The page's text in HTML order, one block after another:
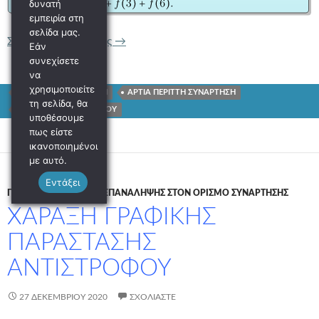
Συνέχεια ανάγνωσης ΣΥΝΑΡΤΗΣΙΑΚΕΣ ΣΧΕΣΕΙΣ ΔΥΟ
→
ΣΥΝΑΡΤΗΣΙΑΚΗ ΣΧΕΣΗ ΑΡΤΙΑ ΠΕΡΙΤΤΗ ΣΥΝΑΡΤΗΣΗ
ΜΑΘΗΜΑΤΙΚΑ Γ ΛΥΚΕΙΟΥ
Γ ΛΥΚΕΊΟΥ/ΑΣΚΗΣΕΙΣ ΕΠΑΝΑΛΗΨΗΣ ΣΤΟΝ ΟΡΙΣΜΟ ΣΥΝΑΡΤΗΣΗΣ
ΧΑΡΑΞΗ ΓΡΑΦΙΚΗΣ
ΠΑΡΑΣΤΑΣΗΣ
ΑΝΤΙΣΤΡΟΦΟΥ
27 ΔΕΚΕΜΒΡΊΟΥ 2020 ΣΧΟΛΙΆΣΤΕ
δυνατή
εμπειρία στη
σελίδα μας.
Εάν
συνεχίσετε
να
χρησιμοποιείτε
τη σελίδα, θα
υποθέσουμε
πως είστε
ικανοποιημένοι
με αυτό.
Εντάξει